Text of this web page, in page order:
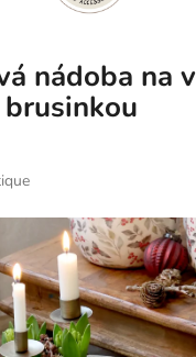
nádoba na